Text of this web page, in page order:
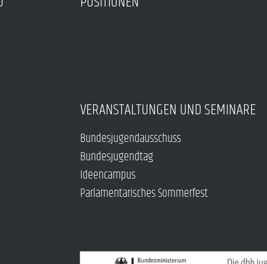
VERANSTALTUNGEN UND SEMINARE
Bundesjugendausschuss
Bundesjugendtag
Ideencampus
Parlamentarisches Sommerfest